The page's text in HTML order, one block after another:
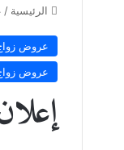
الرئيسية /
عروض
عروض